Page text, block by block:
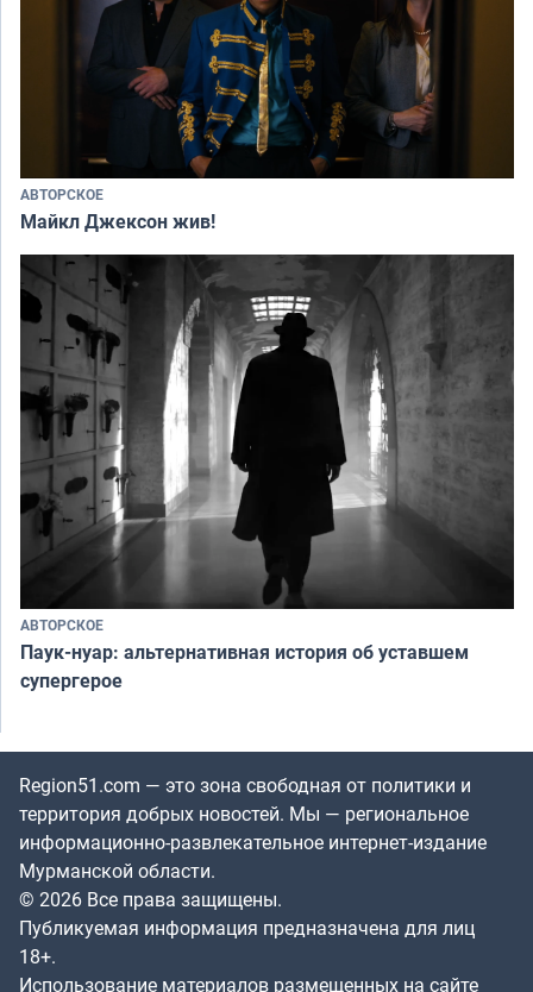
АВТОРСКОЕ
Майкл Джексон жив!
АВТОРСКОЕ
Паук-нуар: альтернативная история об уставшем
супергерое
Region51.com — это зона свободная от политики и
территория добрых новостей. Мы — региональное
информационно-развлекательное интернет-издание
Мурманской области.
© 2026 Все права защищены.
Публикуемая информация предназначена для лиц
18+.
Использование материалов размещенных на сайте